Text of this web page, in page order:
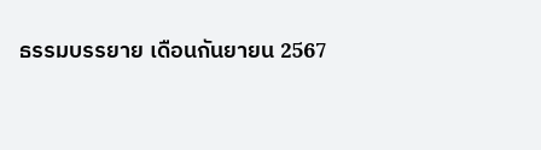
ธรรมบรรยาย เดือนกันยายน 2567